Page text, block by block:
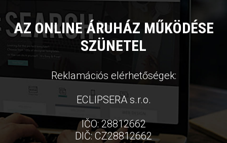
AZ ONLINE ÁRUHÁZ MŰKÖDÉSE
SZÜNETEL
Reklamációs elérhetőségek:
ECLIPSERA s.r.o.
IČO: 28812662
DIČ: CZ28812662